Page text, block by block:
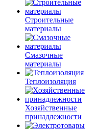
Строительные
материалы
Смазочные
материалы
Теплоизоляция
Хозяйственные
принадлежности